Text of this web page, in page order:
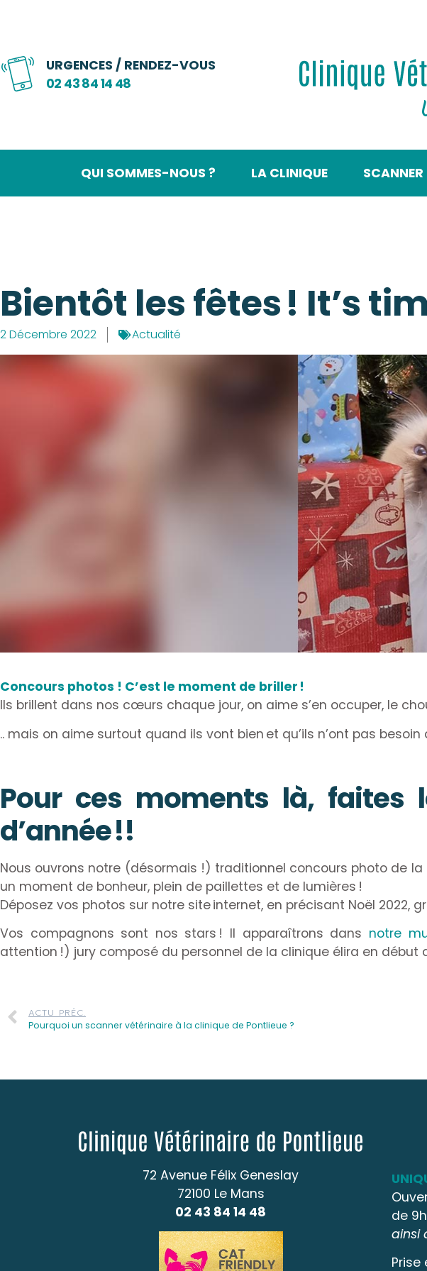
URGENCES / RENDEZ-VOUS
02 43 84 14 48
QUI SOMMES-NOUS ? LA CLINIQUE SCANNER
Bientôt les fêtes ! It’s
2 Décembre 2022 Actualité
Concours photos ! C’est le moment de briller !
Ils brillent dans nos cœurs chaque jour, on aime s’en occuper, le
.. mais on aime surtout quand ils vont bien et qu’ils n’ont pas besoin
Pour ces moments là,
d’année !!
Nous ouvrons notre (désormais !) traditionnel concours photo de
un moment de bonheur, plein de paillettes et de lumières !
Déposez vos photos sur notre site internet, en précisant Noël 2022,
Vos compagnons sont nos stars ! Il apparaîtrons dans notre
attention !) jury composé du personnel de la clinique élira en début
ACTU PRÉC.
Pourquoi un scanner vétérinaire à la clinique de Pontlieue ?
72 Avenue Félix Geneslay
72100 Le Mans
02 43 84 14 48
de
ainsi